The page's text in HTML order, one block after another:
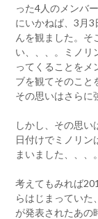
った4人のメンバ
にいかねば、3月
んを観ました。そ
い、、、。ミノリ
ってくることをメ
ブを観てそのこと
その思いはさらに
しかし、その思
日付けでミノリン
まいました、、、。
考えてもみれば
らはじまっていた
が発表されたあの